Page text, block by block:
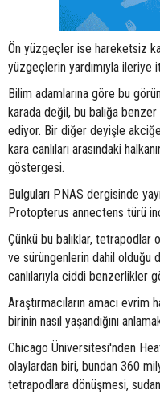
Ön yüzgeçler ise hareketsiz
yüzgeçlerin yardımıyla ileriye
Bilim adamlarına göre bu
karada değil, bu balığa benzer
ediyor. Bir diğer deyişle
kara canlıları arasındaki
göstergesi.
Bulguları PNAS dergisinde
Protopterus annectens türü
Çünkü bu balıklar, tetrapodlar
ve sürüngenlerin dahil olduğu
canlılarıyla ciddi benzerlikler
Araştırmacıların amacı evrim
birinin nasıl yaşandığını
Chicago Üniversitesi'nden
olaylardan biri, bundan 360
tetrapodlara dönüşmesi, sudan